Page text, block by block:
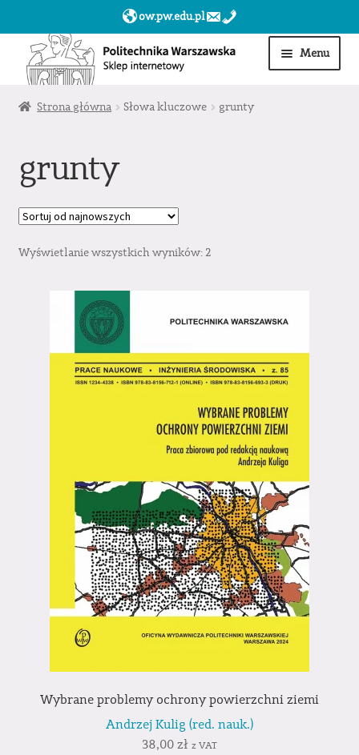
ow.pw.edu.pl
Przejdź
do
nawigacji
Przejdź
do
treści
Menu
Start
Moje konto
Strona główna Słowa kluczowe grunty
grunty
Wyświetlanie wszystkich wyników: 2
Wybrane problemy ochrony powierzchni ziemi
Andrzej Kulig (red. nauk.)
38,00 zł z VAT